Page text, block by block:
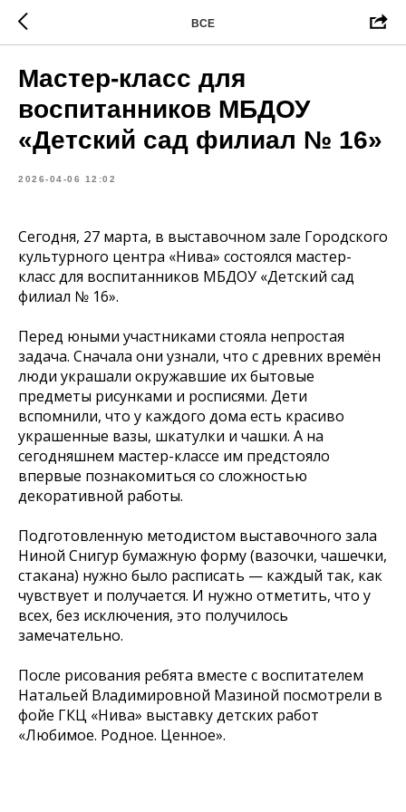
ВСЕ
Мастер-класс для
воспитанников МБДОУ
«Детский сад филиал № 16»
2026-04-06 12:02
Сегодня, 27 марта, в выставочном зале Городского
культурного центра «Нива» состоялся мастер-
класс для воспитанников МБДОУ «Детский сад
филиал № 16».
Перед юными участниками стояла непростая
задача. Сначала они узнали, что с древних времён
люди украшали окружавшие их бытовые
предметы рисунками и росписями. Дети
вспомнили, что у каждого дома есть красиво
украшенные вазы, шкатулки и чашки. А на
сегодняшнем мастер-классе им предстояло
впервые познакомиться со сложностью
декоративной работы.
Подготовленную методистом выставочного зала
Ниной Снигур бумажную форму (вазочки, чашечки,
стакана) нужно было расписать — каждый так, как
чувствует и получается. И нужно отметить, что у
всех, без исключения, это получилось
замечательно.
После рисования ребята вместе с воспитателем
Натальей Владимировной Мазиной посмотрели в
фойе ГКЦ «Нива» выставку детских работ
«Любимое. Родное. Ценное».